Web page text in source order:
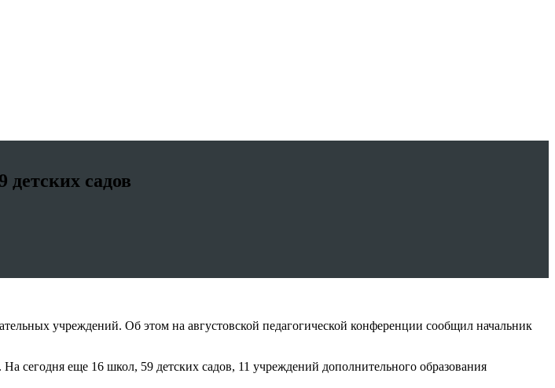
садов
учреждений. Об этом на августовской педагогической конференции сообщил начальник
еще 16 школ, 59 детских садов, 11 учреждений дополнительного образования